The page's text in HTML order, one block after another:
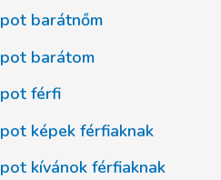
barátnőm
barátom
férfi
képek férfiaknak
kívánok férfiaknak